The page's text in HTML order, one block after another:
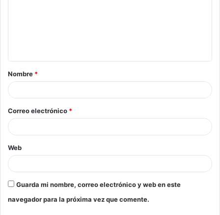
Nombre *
Correo electrónico *
Web
Guarda mi nombre, correo electrónico y web en este
navegador para la próxima vez que comente.